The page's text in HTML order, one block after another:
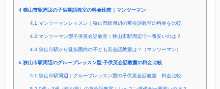
4 狭山市駅周辺の子供英語教室の料金比較｜マンツーマン
4.1 マンツーマンレッスン｜狭山市駅周辺の英会話教室の料金を比較
4.2 マンツーマン型子供英会話教室｜狭山市駅周辺で一番安いのは？
4.3 狭山市駅から徒歩圏内の子ども英会話教室は？（マンツーマン）
5 狭山市駅周辺のグループレッスン型 子供英会話教室の料金比較
5.1 狭山市駅周辺｜グループレッスン型の子供英会話教室 料金比較